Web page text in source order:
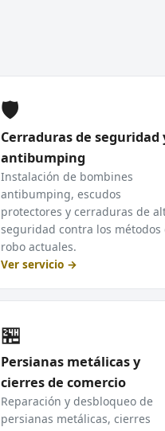
🛡️
Cerraduras de seguridad
antibumping
Instalación de bombines
antibumping, escudos
protectores y cerraduras de
seguridad contra los métodos
robo actuales.
Ver servicio →
🏪
Persianas metálicas y
cierres de comercio
Reparación y desbloqueo de
persianas metálicas, cierres